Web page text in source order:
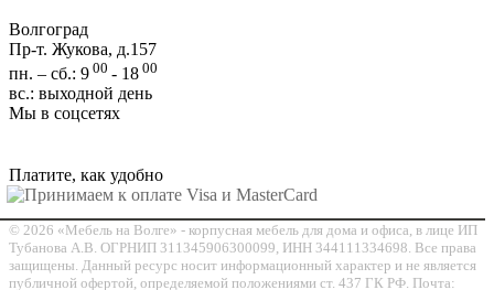
Волгоград
Пр-т. Жукова, д.157
пн. – сб.: 9 00 - 18 00
вс.: выходной день
Мы в соцсетях
Платите, как удобно
© 2026 «Мебель на Волге» - корпусная мебель для дома и офиса, в лице ИП
Тубанова А.В. ОГРНИП 311345906300099, ИНН 344111334698. Все права
защищены. Данный ресурс носит информационный характер и не является
публичной офертой, определяемой положениями ст. 437 ГК РФ. Почта: